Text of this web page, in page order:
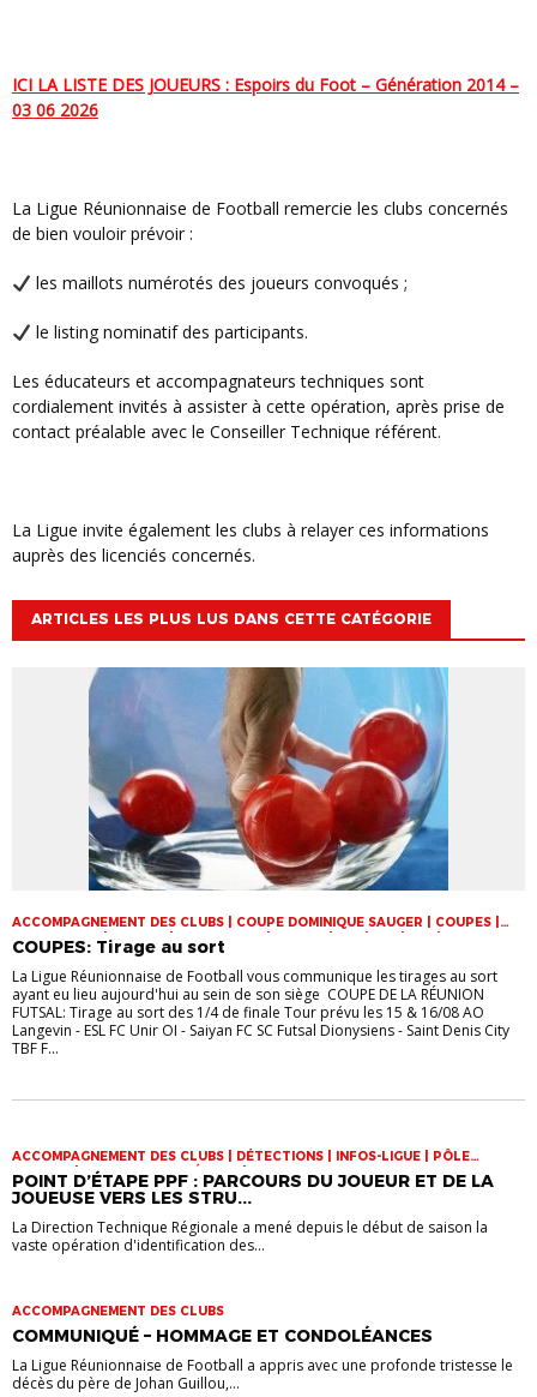
ICI LA LISTE DES JOUEURS : Espoirs du Foot – Génération 2014 –
03 06 2026
La Ligue Réunionnaise de Football remercie les clubs concernés
de bien vouloir prévoir :
les maillots numérotés des joueurs convoqués ;
le listing nominatif des participants.
Les éducateurs et accompagnateurs techniques sont
cordialement invités à assister à cette opération, après prise de
contact préalable avec le Conseiller Technique référent.
La Ligue invite également les clubs à relayer ces informations
auprès des licenciés concernés.
ARTICLES LES PLUS LUS DANS CETTE CATÉGORIE
ACCOMPAGNEMENT DES CLUBS | COUPE DOMINIQUE SAUGER | COUPES |
FOOT LOISIR | FUTSAL | INFOS-LIGUE | JEUNES | U14 | U15 | U17 | VIE DES
CLUBS
COUPES: Tirage au sort
La Ligue Réunionnaise de Football vous communique les tirages au sort
ayant eu lieu aujourd'hui au sein de son siège COUPE DE LA RÉUNION
FUTSAL: Tirage au sort des 1/4 de finale Tour prévu les 15 & 16/08 AO
Langevin - ESL FC Unir OI - Saiyan FC SC Futsal Dionysiens - Saint Denis City
TBF F...
ACCOMPAGNEMENT DES CLUBS | DÉTECTIONS | INFOS-LIGUE | PÔLE
ESPOIRS | SPORT-ETUDE FÉMININ | VIE DES CLUBS
POINT D’ÉTAPE PPF : PARCOURS DU JOUEUR ET DE LA
JOUEUSE VERS LES STRU...
La Direction Technique Régionale a mené depuis le début de saison la
vaste opération d'identification des...
ACCOMPAGNEMENT DES CLUBS
COMMUNIQUÉ – HOMMAGE ET CONDOLÉANCES
La Ligue Réunionnaise de Football a appris avec une profonde tristesse le
décès du père de Johan Guillou,...